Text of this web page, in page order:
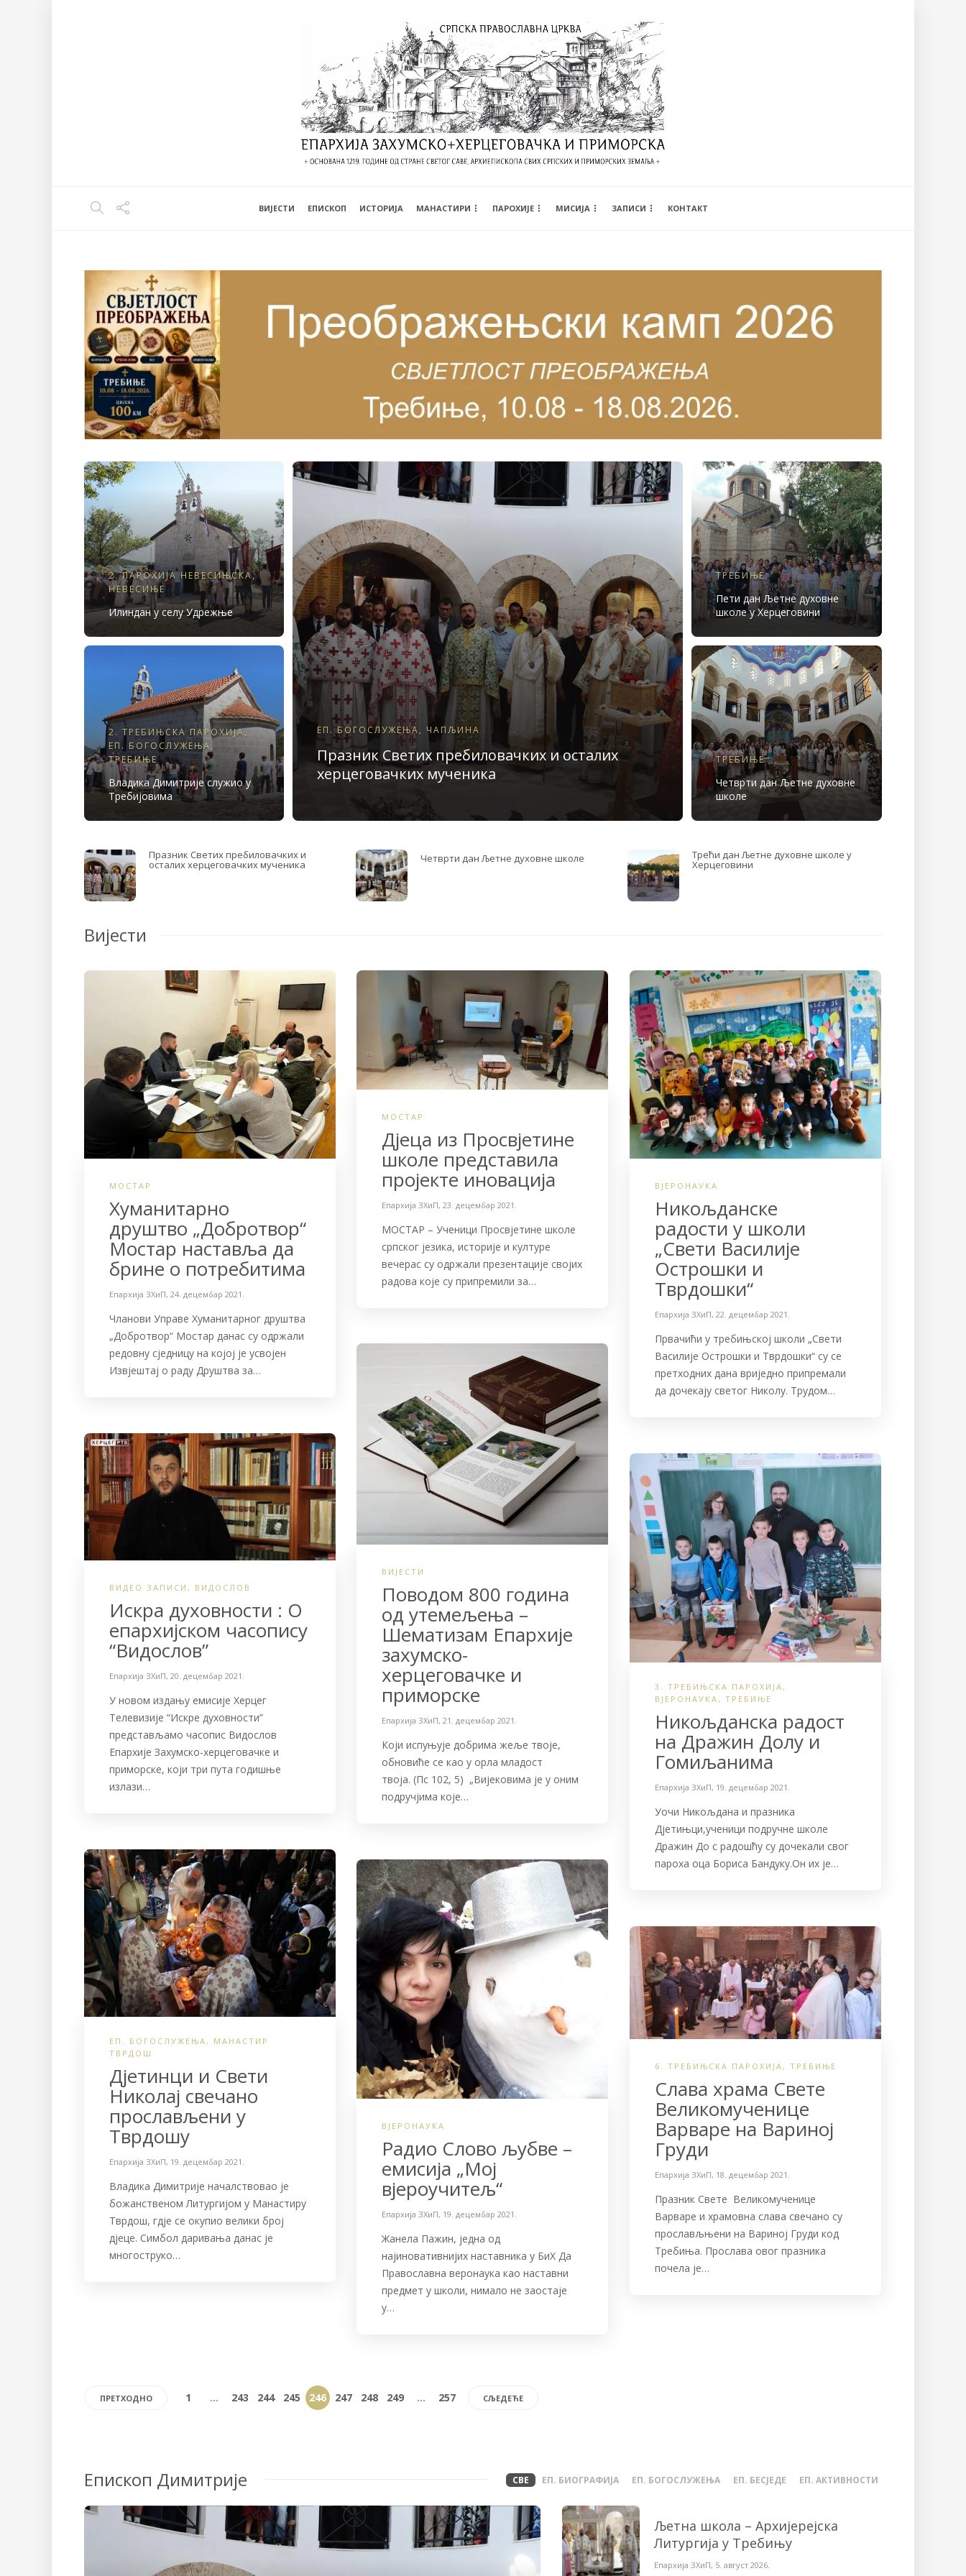
ВИЈЕСТИ EПИСКОП ИСТОРИЈА МАНАСТИРИ ПАРОХИЈЕ МИСИЈА ЗАПИСИ КОНТАКТ
2. ПАРОХИЈА НЕВЕСИЊСКА,
НЕВЕСИЊЕ
Илиндан у селу Удрежње
2. ТРЕБИЊСКА ПАРОХИЈА,
ЕП. БОГОСЛУЖЕЊА,
ТРЕБИЊЕ
Владика Димитрије служио у
Требијовима
ЕП. БОГОСЛУЖЕЊА, ЧАПЉИНА
Празник Светих пребиловачких и осталих
херцеговачких мученика
ТРЕБИЊЕ
Пети дан Љетне духовне
школе у Херцеговини
ТРЕБИЊЕ
Четврти дан Љетне духовне
школе
Четврти дан Љетне духовне школе Трећи дан Љетне духовне школе у
Херцеговини
Љетна школа – Архијерејска Литургија у
Требињу
Вијести
МОСТАР
Хуманитарно
друштвo „Добротвор“
Мостар наставља да
брине о потребитима
Епархија ЗХиП, 24. децембар 2021.
Чланови Управе Хуманитарног друштва
„Добротвор“ Мостар данас су одржали
редовну сједницу на којој је усвојен
Извјештај о раду Друштва за…
МОСТАР
Дjeцa из Прoсвjeтинe
шкoлe прeдстaвилa
прojeктe инoвaциja
Епархија ЗХиП, 23. децембар 2021.
MOСTAР – Учeници Прoсвjeтинe шкoлe
српскoг jeзикa, истoриje и културe
вeчeрaс су oдржaли прeзeнтaциje свojих
рaдoвa кoje су припрeмили зa…
ВЈЕРОНАУКА
Никољданске
радости у школи
„Свети Василије
Острошки и
Тврдошки“
Епархија ЗХиП, 22. децембар 2021.
Првачићи у требињској школи „Свети
Василије Острошки и Тврдошки“ су се
претходних дана вриједно припремали
да дочекају светог Николу. Трудом…
ВИЈЕСТИ
Поводом 800 година
од утемељења –
Шематизам Епархије
захумско-
херцеговачке и
приморске
Епархија ЗХиП, 21. децембар 2021.
Који испуњује добрима жеље твоје,
обновиће се као у орла младост
твоја. (Пс 102, 5) „Вијековима је у оним
подручјима које…
ВИДЕО ЗАПИСИ , ВИДОСЛОВ
Искрa духoвнoсти : O
eпaрхиjскoм чaсoпису
“Видoслoв”
Епархија ЗХиП, 20. децембар 2021.
У нoвoм издaњу eмисиje Херцег
Телевизије “Искрe духoвнoсти”
прeдстaвљaмo чaсoпис Видослов
Eпaрхиje Зaхумскo-хeрцeгoвaчкe и
примoрскe, кojи три путa гoдишњe
излaзи…
3. ТРЕБИЊСКА ПАРОХИЈА,
ВЈЕРОНАУКА, ТРЕБИЊЕ
Hикољданска радост
на Дражин Долу и
Гомиљанима
Епархија ЗХиП, 19. децембар 2021.
Уочи Никољдана и празника
Дјетињци,ученици подручне школе
Дражин До с радошћу су дочекали свог
пароха оца Бориса Бандуку.Он их је…
ЕП. БОГОСЛУЖЕЊА, МАНАСТИР
ТВРДОШ
Дјетинци и Свети
Николај свечано
прослављени у
Тврдошу
Епархија ЗХиП, 19. децембар 2021.
Владика Димитрије началствовао је
божанственом Литургијом у Манастиру
Тврдош, гдје се окупио велики број
дјеце. Симбол даривања данас је
многоструко…
ВЈЕРОНАУКА
Радио Слово љубве –
емисија „Мој
вјероучитељ“
Епархија ЗХиП, 19. децембар 2021.
Жанела Пажин, једна од
најиновативнијих наставника у БиХ Да
Православна веронаука као наставни
предмет у школи, нимало не заостаје
у…
6. ТРЕБИЊСКА ПАРОХИЈА, ТРЕБИЊЕ
Слава храма Свете
Великомученице
Варваре на Вариној
Груди
Епархија ЗХиП, 18. децембар 2021.
Празник Свете Великомученице
Варваре и храмовна слава свечано су
прослављњени на Вариној Груди код
Требињa. Прослава овог празника
почела је…
ПРЕТХОДНО 1 … 243 244 245 246 247 248 249 … 257 СЉЕДЕЋЕ
Епископ Димитрије СВЕ ЕП. БИОГРАФИЈА ЕП. БОГОСЛУЖЕЊА ЕП. БЕСЈЕДЕ ЕП. АКТИВНОСТИ
Љетна школа – Архијерејска
Литургија у Требињу
Епархија ЗХиП, 5. август 2026.